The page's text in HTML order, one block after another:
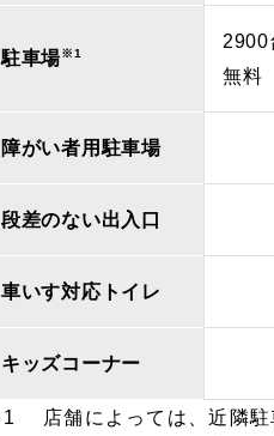
駐車場※1
2900
無料
障がい者用駐車場
段差のない出入口
車いす対応トイレ
キッズコーナー
店舗によっては、近隣